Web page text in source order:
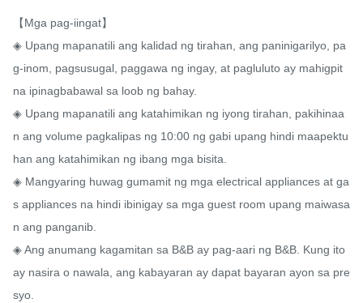
【Mga pag-iingat】
◈ Upang mapanatili ang kalidad ng tirahan, ang paninigarilyo, pa
g-inom, pagsusugal, paggawa ng ingay, at pagluluto ay mahigpit
na ipinagbabawal sa loob ng bahay.
◈ Upang mapanatili ang katahimikan ng iyong tirahan, pakihinaa
n ang volume pagkalipas ng 10:00 ng gabi upang hindi maapektu
han ang katahimikan ng ibang mga bisita.
◈ Mangyaring huwag gumamit ng mga electrical appliances at ga
s appliances na hindi ibinigay sa mga guest room upang maiwasa
n ang panganib.
◈ Ang anumang kagamitan sa B&B ay pag-aari ng B&B. Kung ito
ay nasira o nawala, ang kabayaran ay dapat bayaran ayon sa pre
syo.